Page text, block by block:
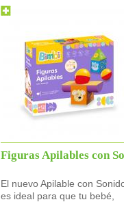
Figuras Apilables con
El nuevo Apilable con
es ideal para que tu bebé,